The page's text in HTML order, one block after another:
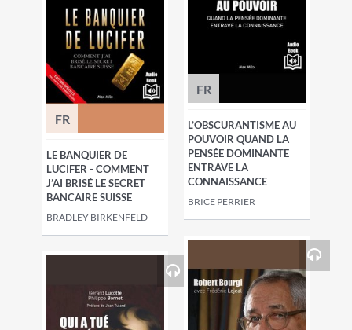
FR
LE BANQUIER DE
LUCIFER - COMMENT
J’AI BRISÉ LE SECRET
BANCAIRE SUISSE
BRADLEY BIRKENFELD
FR
L’OBSCURANTISME AU
POUVOIR QUAND LA
PENSÉE DOMINANTE
ENTRAVE LA
CONNAISSANCE
BRICE PERRIER